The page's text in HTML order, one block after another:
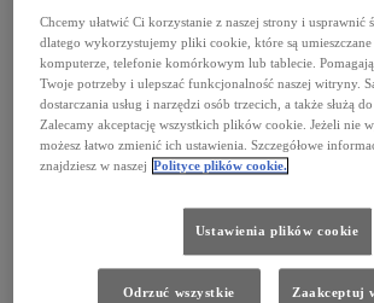
kierowcy i przyczynia się do zwiększenia bezpieczeństwa podczas
przycisków i przełączników jest przejrzysty, stawiając na
i funkcjonalność.
Chcemy ułatwić Ci korzystanie z naszej strony i usprawnić
dlatego wykorzystujemy pliki cookie, które są umieszczane
komputerze, telefonie komórkowym lub tablecie.
Twoje potrzeby i ulepszać funkcjonalność naszej witryny.
dostarczania usług i narzędzi osób trzecich, a także służą
Zalecamy akceptację wszystkich plików cookie. Jeżeli nie
możesz łatwo zmienić ich ustawienia. Szczegółowe
znajdziesz w naszej Polityce plików cookie.
Ustawienia plików cookie
Odrzuć wszystkie Zaakceptuj